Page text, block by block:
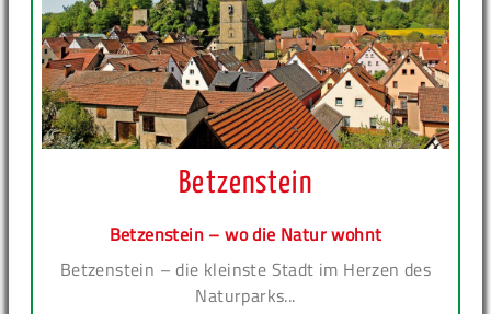
Betzenstein
Betzenstein – wo die Natur wohnt
Betzenstein – die kleinste Stadt im Herzen des
Naturparks...